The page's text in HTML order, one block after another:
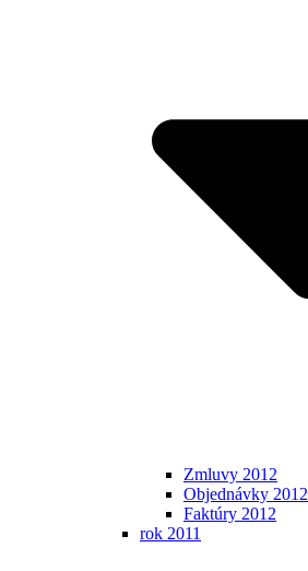
Zmluvy 2012
Objednávky 2012
Faktúry 2012
rok 2011